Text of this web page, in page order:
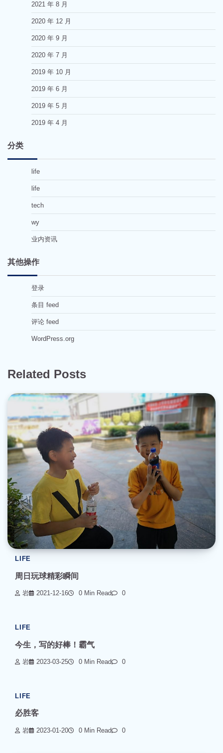
2021 年 8 月
2020 年 12 月
2020 年 9 月
2020 年 7 月
2019 年 10 月
2019 年 6 月
2019 年 5 月
2019 年 4 月
分类
life
life
tech
wy
业内资讯
其他操作
登录
条目 feed
评论 feed
WordPress.org
Related Posts
LIFE
周日玩球精彩瞬间
岩 2021-12-16 0 Min Read 0
LIFE
今生，写的好棒！霸气
岩 2023-03-25 0 Min Read 0
LIFE
必胜客
岩 2023-01-20 0 Min Read 0